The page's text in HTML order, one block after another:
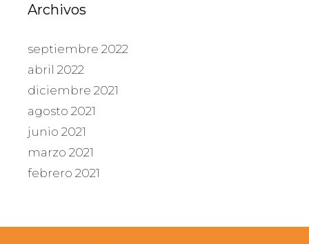
Archivos
septiembre 2022
abril 2022
diciembre 2021
agosto 2021
junio 2021
marzo 2021
febrero 2021